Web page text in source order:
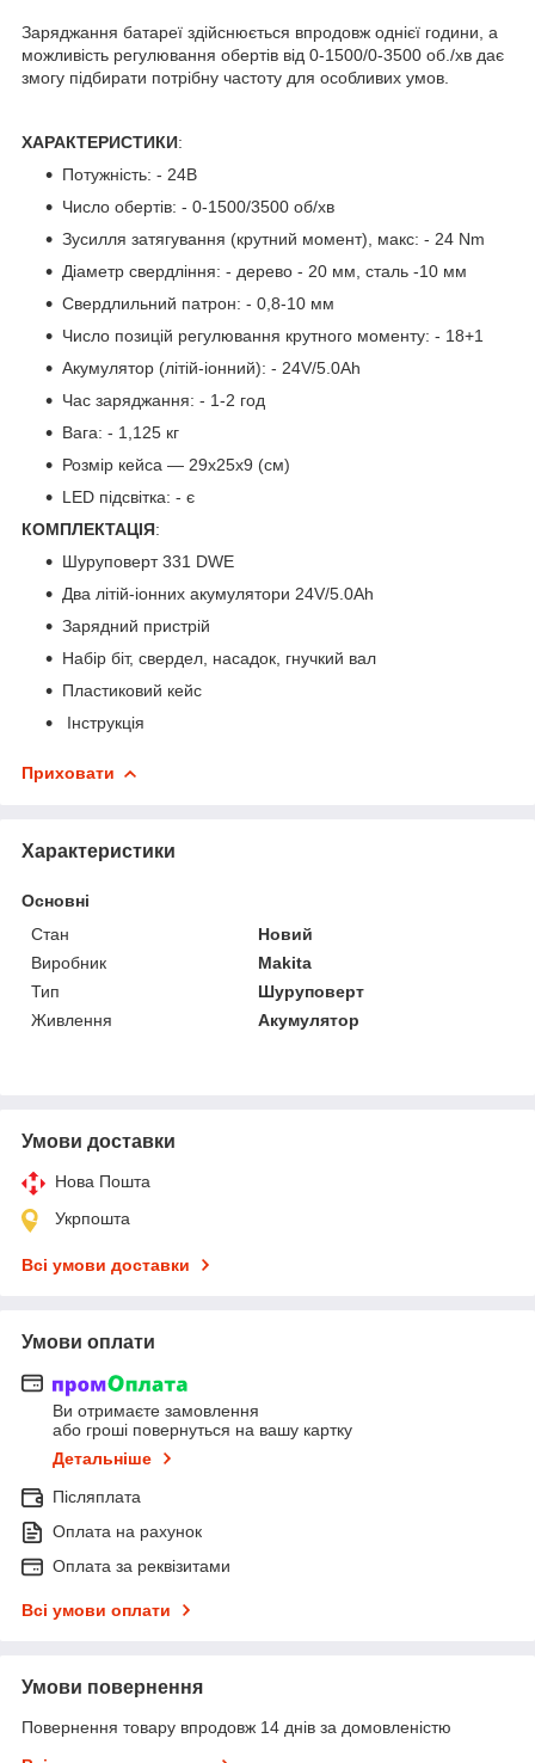
Заряджання батареї здійснюється впродовж однієї години, а
можливість регулювання обертів від 0-1500/0-3500 об./хв дає
змогу підбирати потрібну частоту для особливих умов.
ХАРАКТЕРИСТИКИ:
Потужність: - 24В
Число обертів: - 0-1500/3500 об/хв
Зусилля затягування (крутний момент), макс: - 24 Nm
Діаметр свердління: - дерево - 20 мм, сталь -10 мм
Свердлильний патрон: - 0,8-10 мм
Число позицій регулювання крутного моменту: - 18+1
Акумулятор (літій-іонний): - 24V/5.0Ah
Час заряджання: - 1-2 год
Вага: - 1,125 кг
Розмір кейса — 29х25х9 (см)
LED підсвітка: - є
КОМПЛЕКТАЦІЯ:
Шуруповерт 331 DWE
Два літій-іонних акумулятори 24V/5.0Ah
Зарядний пристрій
Набір біт, свердел, насадок, гнучкий вал
Пластиковий кейс
Інструкція
Приховати
Характеристики
Основні
Стан
Новий
Виробник
Makita
Тип
Шуруповерт
Живлення
Акумулятор
Умови доставки
Нова Пошта
Укрпошта
Всі умови доставки
Умови оплати
Ви отримаєте замовлення
або гроші повернуться на вашу картку
Детальніше
Післяплата
Оплата на рахунок
Оплата за реквізитами
Всі умови оплати
Умови повернення
Повернення товару впродовж 14 днів за домовленістю